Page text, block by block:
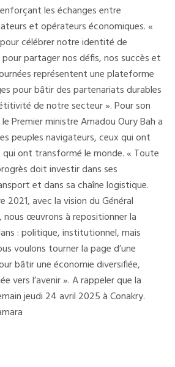
les échanges entre
et opérateurs économiques. «
célébrer notre identité de
partager nos défis, nos succès et
représentent une plateforme
pour bâtir des partenariats durables
de notre secteur ». Pour son
Premier ministre Amadou Oury Bah a
peuples navigateurs, ceux qui ont
ont transformé le monde. « Toute
doit investir dans ses
et dans sa chaîne logistique.
2021, avec la vision du Général
nous œuvrons à repositionner la
: politique, institutionnel, mais
voulons tourner la page d’une
bâtir une économie diversifiée,
vers l’avenir ». A rappeler que la
jeudi 24 avril 2025 à Conakry.